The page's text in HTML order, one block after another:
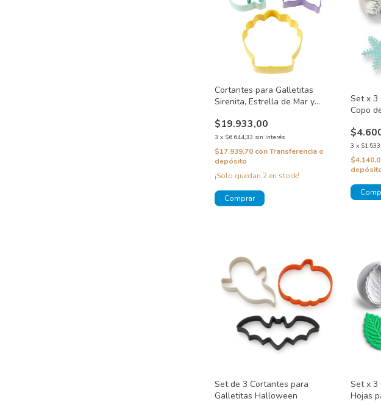
Cortantes para Galletitas
Sirenita, Estrella de Mar y
$19.933,00
3 x $6.644,33 sin interés
$17.939,70 con Transferencia o
depósito
¡Solo quedan 2 en stock!
Set x 3
Copo
3 x
Set de 3 Cortantes para
Galletitas Halloween
Set x 3
Hojas